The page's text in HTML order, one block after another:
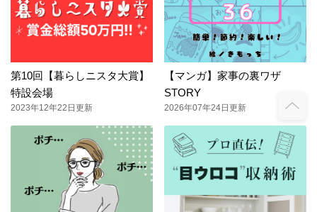
第10回【暮らしニスタ大賞】
特設会場
2023年12年22日更新
【マンガ】家事の裏ワザ
STORY
2026年07年24日更新